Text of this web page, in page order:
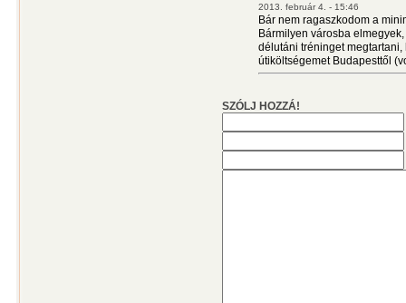
2013. február 4. - 15:46
Bár nem ragaszkodom a
Bármilyen városba
délutáni tréninget
útiköltségemet Budapesttől
SZÓLJ HOZZÁ!